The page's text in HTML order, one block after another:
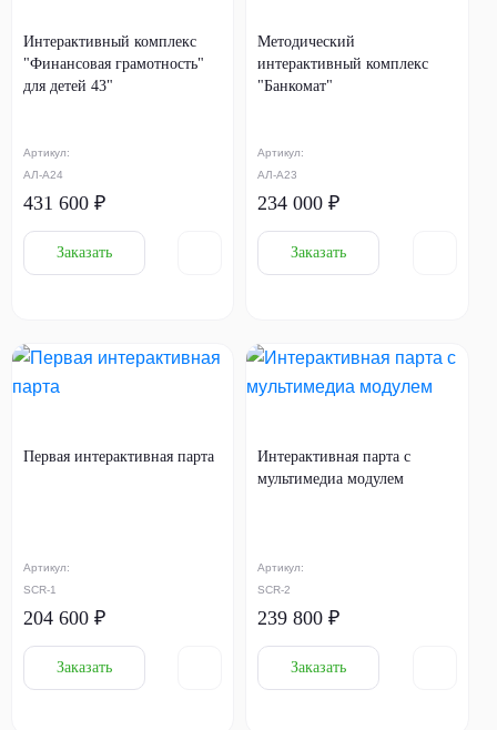
Артикул:
АЛ-А24
Интерактивный комплекс
"Финансовая грамотность"
для детей 43"
431 600 ₽
Заказать
Артикул:
АЛ-А23
Методический
интерактивный комплекс
"Банкомат"
234 000 ₽
Заказать
Артикул:
SCR-1
Первая интерактивная парта
204 600 ₽
Заказать
Артикул:
SCR-2
Интерактивная парта с
мультимедиа модулем
239 800 ₽
Заказать